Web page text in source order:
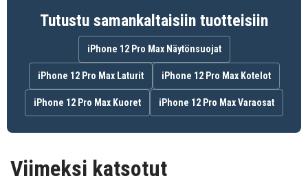
Tutustu samankaltaisiin tuotteisiin
iPhone 12 Pro Max Näytönsuojat
iPhone 12 Pro Max Laturit iPhone 12 Pro Max Kotelot
iPhone 12 Pro Max Kuoret iPhone 12 Pro Max Varaosat
Viimeksi katsotut